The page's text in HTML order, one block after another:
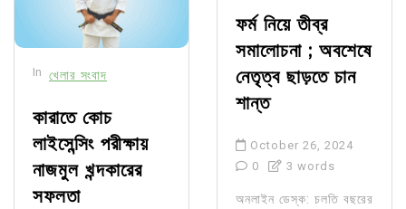
In খেলার সংবাদ
কারাতে কোচ
লাইসেন্সিং পরীক্ষায়
নাজমুল খন্দকারের
সফলতা
ফর্ম নিয়ে তীব্র
সমালোচনা ; অবশেষে
নেতৃত্ব ছাড়তে চান
শান্ত
October 26, 2024
0
3 words
অনলাইন ডেস্ক: চলতি বছরের